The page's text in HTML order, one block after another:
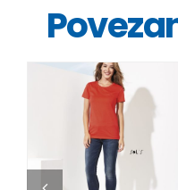
DETALJI